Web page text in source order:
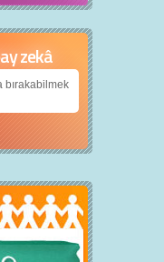
zekâ
bırakabilmek